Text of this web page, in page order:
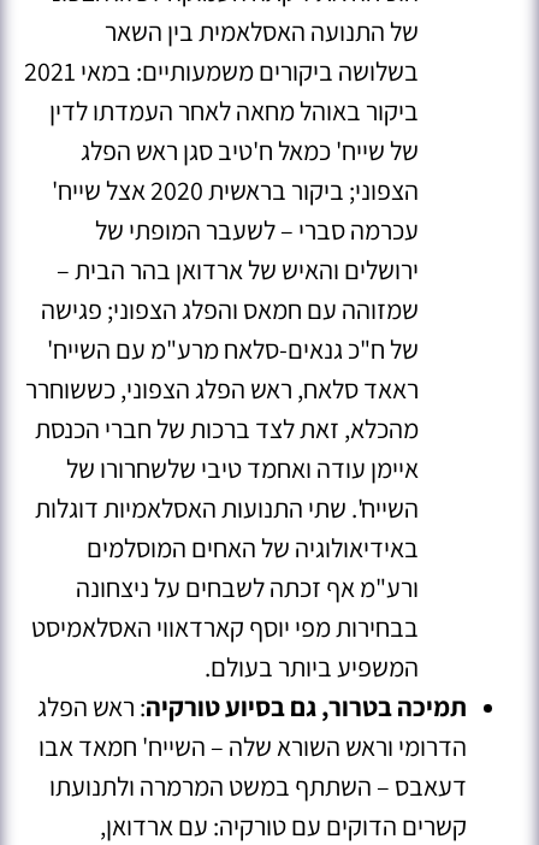
של התנועה האסלאמית בין השאר
בשלושה ביקורים משמעותיים: במאי 2021
ביקור באוהל מחאה לאחר העמדתו לדין
של שייח' כמאל ח'טיב סגן ראש הפלג
הצפוני; ביקור בראשית 2020 אצל שייח'
עכרמה סברי – לשעבר המופתי של
ירושלים והאיש של ארדואן בהר הבית –
שמזוהה עם חמאס והפלג הצפוני; פגישה
של ח"כ גנאים-סלאח מרע"מ עם השייח'
ראאד סלאח, ראש הפלג הצפוני, כששוחרר
מהכלא, זאת לצד ברכות של חברי הכנסת
איימן עודה ואחמד טיבי שלשחרורו של
השייח'. שתי התנועות האסלאמיות דוגלות
באידיאולוגיה של האחים המוסלמים
ורע"מ אף זכתה לשבחים על ניצחונה
בבחירות מפי יוסף קארדאווי האסלאמיסט
המשפיע ביותר בעולם.
תמיכה בטרור, גם בסיוע טורקיה: ראש הפלג
הדרומי וראש השורא שלה – השייח' חמאד אבו
דעאבס – השתתף במשט המרמרה ולתנועתו
קשרים הדוקים עם טורקיה: עם ארדואן,